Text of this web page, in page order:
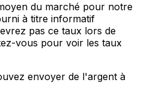
du marché pour notre
à titre informatif
pas ce taux lors de
vous pour voir les taux
envoyer de l'argent à